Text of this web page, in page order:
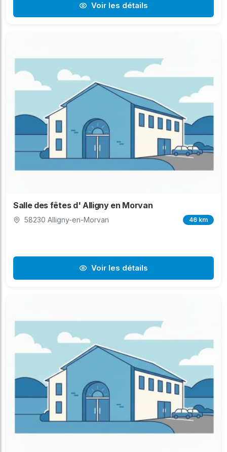
Voir les détails
Salle des fêtes d' Alligny en Morvan
58230 Alligny-en-Morvan 46 km
Voir les détails